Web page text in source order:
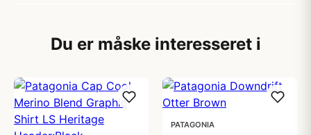
Du er måske interesseret i
PATAGONIA